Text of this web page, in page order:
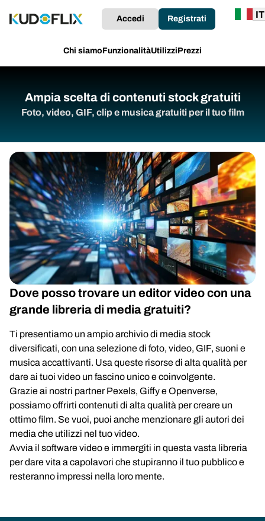
Chi siamoFunzionalitàUtilizziPrezzi
Accedi Registrati
Ampia scelta di contenuti stock gratuiti
Foto, video, GIF, clip e musica gratuiti per il tuo film
Dove posso trovare un editor video con una
grande libreria di media gratuiti?
Ti presentiamo un ampio archivio di media stock
diversificati, con una selezione di foto, video, GIF, suoni e
musica accattivanti. Usa queste risorse di alta qualità per
dare ai tuoi video un fascino unico e coinvolgente.
Grazie ai nostri partner Pexels, Giffy e Openverse,
possiamo offrirti contenuti di alta qualità per creare un
ottimo film. Se vuoi, puoi anche menzionare gli autori dei
media che utilizzi nel tuo video.
Avvia il software video e immergiti in questa vasta libreria
per dare vita a capolavori che stupiranno il tuo pubblico e
resteranno impressi nella loro mente.